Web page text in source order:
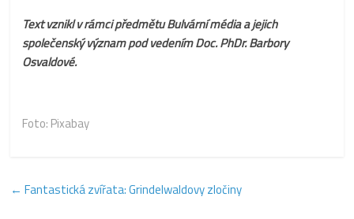
Text vznikl v rámci předmětu Bulvární média a jejich
společenský význam pod vedenímDoc. PhDr. Barbory
Osvaldové.
Foto: Pixabay
← Fantastická zvířata: Grindelwaldovy zločiny